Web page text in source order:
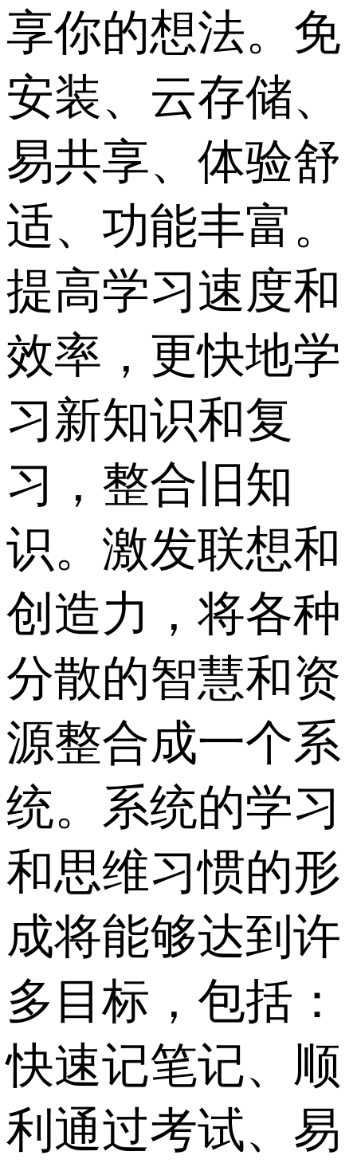
享你的想法。免
安装、云存储、
易共享、体验舒
适、功能丰富。
提高学习速度和
效率，更快地学
习新知识和复
习，整合旧知
识。激发联想和
创造力，将各种
分散的智慧和资
源整合成一个系
统。系统的学习
和思维习惯的形
成将能够达到许
多目标，包括：
快速记笔记、顺
利通过考试、易